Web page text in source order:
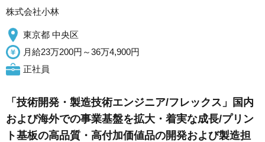
株式会社小林
東京都 中央区
月給23万200円～36万4,900円
正社員
「技術開発・製造技術エンジニア/フレックス」国内
および海外での事業基盤を拡大・着実な成長/プリン
ト基板の高品質・高付加価値品の開発および製造担